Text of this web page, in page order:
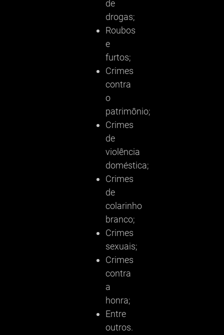
de
drogas;
Roubos
e
furtos;
Crimes
contra
o
patrimônio;
Crimes
de
violência
doméstica;
Crimes
de
colarinho
branco;
Crimes
sexuais;
Crimes
contra
a
honra;
Entre
outros.